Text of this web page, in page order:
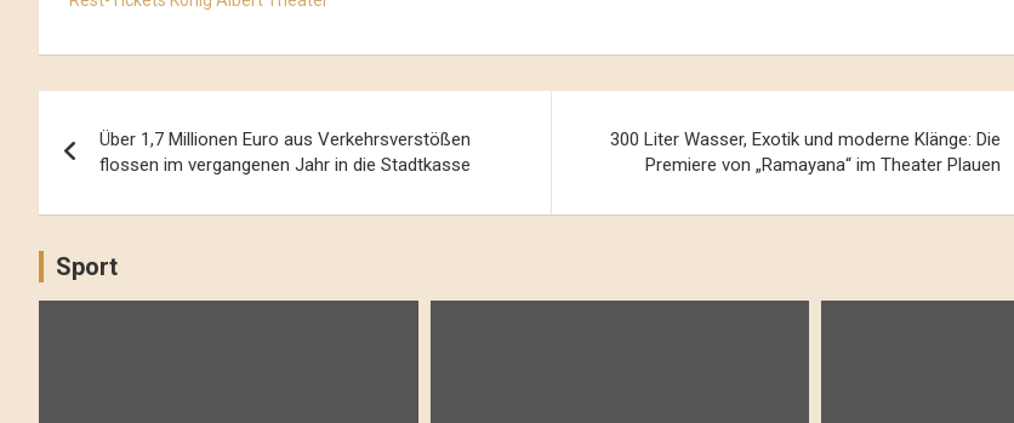
Navigation
Über 1,7 Millionen Euro aus Verkehrsverstößen
flossen im vergangenen Jahr in die Stadtkasse
300 Liter Wasser, Exotik und moderne Klänge: Die
Premiere von „Ramayana“ im Theater Plauen
Sport